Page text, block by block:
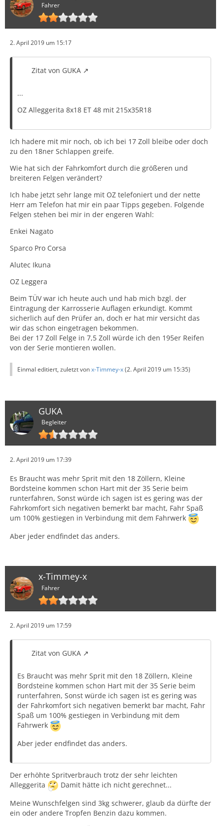
Fahrer
2. April 2019 um 15:17
Zitat von GUKA
...
OZ Alleggerita 8x18 ET 48 mit 215x35R18
Ich hadere mit mir noch, ob ich bei 17 Zoll bleibe oder doch
zu den 18ner Schlappen greife.
Wie hat sich der Fahrkomfort durch die größeren und
breiteren Felgen verändert?
Ich habe jetzt sehr lange mit OZ telefoniert und der nette
Herr am Telefon hat mir ein paar Tipps gegeben. Folgende
Felgen stehen bei mir in der engeren Wahl:
Enkei Nagato
Sparco Pro Corsa
Alutec Ikuna
OZ Leggera
Beim TÜV war ich heute auch und hab mich bzgl. der
Eintragung der Karrosserie Auflagen erkundigt. Kommt
sicherlich auf den Prüfer an, doch er hat mir versicht das
wir das schon eingetragen bekommen.
Bei der 17 Zoll Felge in 7,5 Zoll würde ich den 195er Reifen
von der Serie montieren wollen.
Einmal editiert, zuletzt vonx-Timmey-x(2. April 2019 um 15:35)
GUKA
Begleiter
2. April 2019 um 17:39
Es Braucht was mehr Sprit mit den 18 Zöllern, Kleine
Bordsteine kommen schon Hart mit der 35 Serie beim
runterfahren, Sonst würde ich sagen ist es gering was der
Fahrkomfort sich negativen bemerkt bar macht, Fahr Spaß
um 100% gestiegen in Verbindung mit dem Fahrwerk
Aber jeder endfindet das anders.
x-Timmey-x
Fahrer
2. April 2019 um 17:59
Zitat von GUKA
Es Braucht was mehr Sprit mit den 18 Zöllern, Kleine
Bordsteine kommen schon Hart mit der 35 Serie beim
runterfahren, Sonst würde ich sagen ist es gering was
der Fahrkomfort sich negativen bemerkt bar macht, Fahr
Spaß um 100% gestiegen in Verbindung mit dem
Fahrwerk
Aber jeder endfindet das anders.
Der erhöhte Spritverbrauch trotz der sehr leichten
Alleggerita
Damit hätte ich nicht gerechnet...
Meine Wunschfelgen sind 3kg schwerer, glaub da dürfte der
ein oder andere Tropfen Benzin dazu kommen.